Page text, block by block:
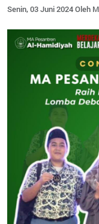
Senin, 03 Juni 2024 Oleh